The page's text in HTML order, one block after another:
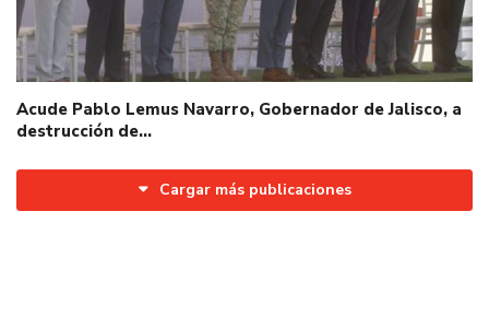
Acude Pablo Lemus Navarro, Gobernador de Jalisco, a
destrucción de…
Cargar más publicaciones